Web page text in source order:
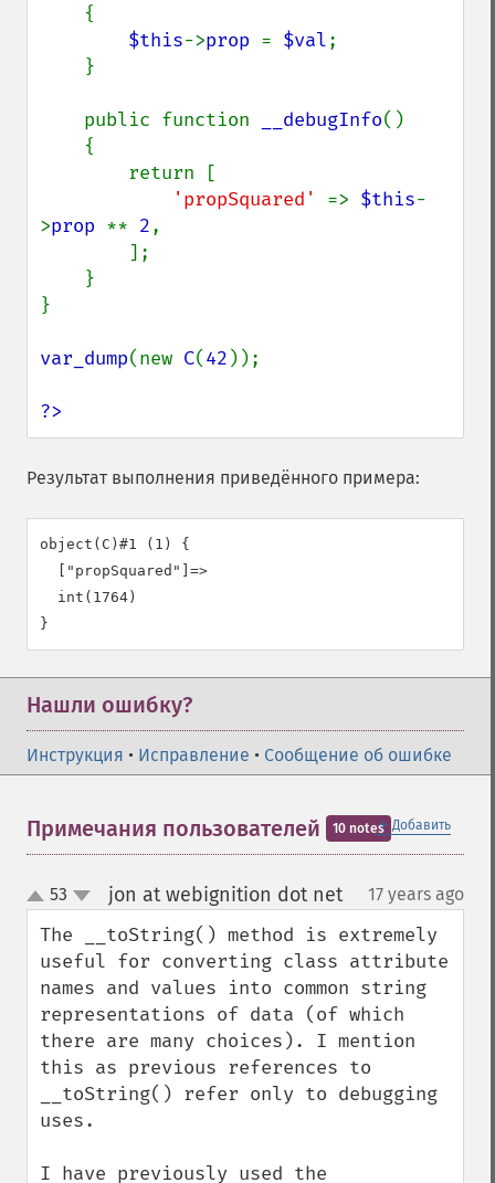
$this->prop = $val;
    public function
__debugInfo()
'propSquared' => $this-
>prop ** 2,
}
var_dump(new C(42 ));
?>
Результат выполнения приведённого примера:
object(C)#1 (1) {
  ["propSquared"]=>
  int(1764)
Нашли ошибку?
Инструкция • Исправление • Сообщение об ошибке
＋Добавить
Примечания пользователей 10 notes
up
down
53 jon at webignition dot net¶ 17 years ago
The __toString() method is extremely
useful for converting class attribute
names and values into common string
representations of data (of which
there are many choices). I mention
this as previous references to
__toString() refer only to debugging
uses.
I have previously used the